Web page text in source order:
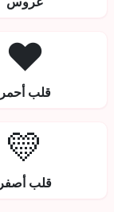
❤️
قلب أحمر
💛
قلب أصفر